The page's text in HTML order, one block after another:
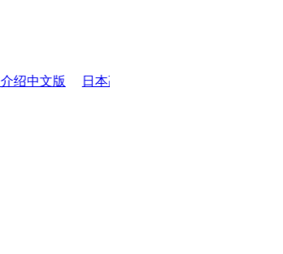
日本高中面试对策